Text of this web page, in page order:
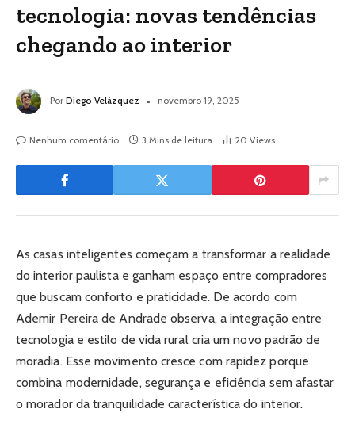
tecnologia: novas tendências
chegando ao interior
Por Diego Velázquez novembro 19, 2025
Nenhum comentário 3 Mins de leitura 20 Views
As casas inteligentes começam a transformar a realidade
do interior paulista e ganham espaço entre compradores
que buscam conforto e praticidade. De acordo com
Ademir Pereira de Andrade observa, a integração entre
tecnologia e estilo de vida rural cria um novo padrão de
moradia. Esse movimento cresce com rapidez porque
combina modernidade, segurança e eficiência sem afastar
o morador da tranquilidade característica do interior.